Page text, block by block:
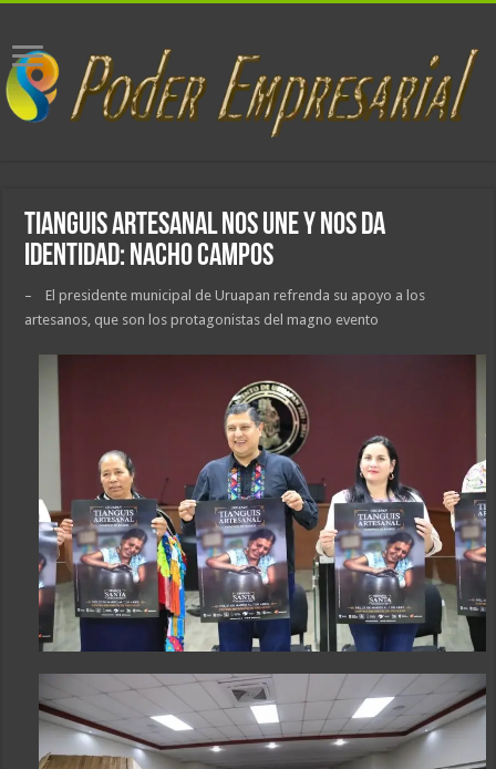
Tianguis Artesanal nos une y nos da
identidad: Nacho Campos
– El presidente municipal de Uruapan refrenda su apoyo a los
artesanos, que son los protagonistas del magno evento